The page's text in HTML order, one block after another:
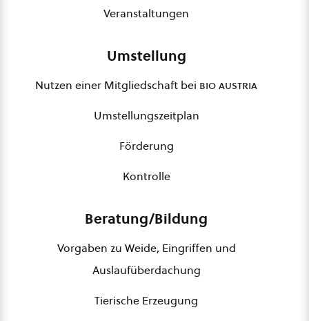
Veranstaltungen
Umstellung
Nutzen einer Mitgliedschaft bei bio austria
Umstellungszeitplan
Förderung
Kontrolle
Beratung/Bildung
Vorgaben zu Weide, Eingriffen und
Auslaufüberdachung
Tierische Erzeugung